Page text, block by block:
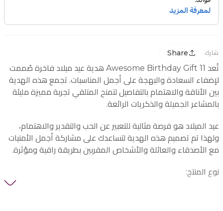
شارك Share
تُعد Awesome Birthday Gift 11 هدية عيد ميلاد فاخرة صُممت
لإضفاء السعادة والبهجة على أجمل المناسبات. تجمع هذه الهدية
بين الأناقة والاهتمام بالتفاصيل لتمنح المتلقي تجربة مميزة مليئة
بالمشاعر الجميلة والذكريات الرائعة.
عيد الميلاد هو فرصة مثالية للتعبير عن الحب والتقدير والاهتمام،
ولهذا تم تصميم هذه الهدية لتساعدك على مشاركة أجمل الأمنيات
مع الأصدقاء والعائلة والأشخاص المقربين بطريقة راقية ومؤثرة.
نوع المنتج: